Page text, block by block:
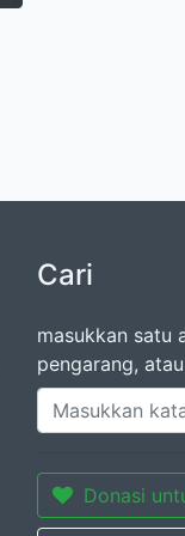
Cari
masukkan satu
pengarang,
Donasi